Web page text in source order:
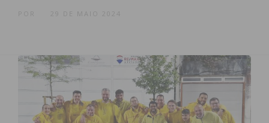
29 DE MAIO 2024